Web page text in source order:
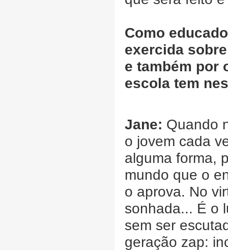
Como
exercida
e também por
escola tem
Jane: Quando
o jovem cada
alguma forma,
mundo que o
o aprova. No
sonhada... É o
sem ser
geração zap: